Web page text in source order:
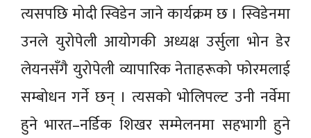
त्यसपछि मोदी स्विडेन जाने कार्यक्रम छ । स्विडेनमा
उनले युरोपेली आयोगकी अध्यक्ष उर्सुला भोन डेर
लेयनसँगै युरोपेली व्यापारिक नेताहरूको फोरमलाई
सम्बोधन गर्ने छन् । त्यसको भोलिपल्ट उनी नर्वेमा
हुने भारत–नर्डिक शिखर सम्मेलनमा सहभागी हुने